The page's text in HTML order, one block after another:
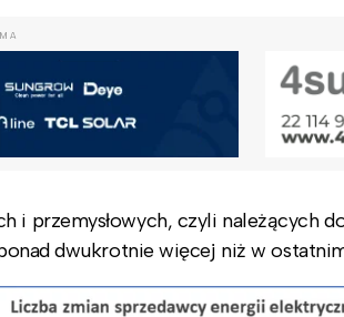
i przemysłowych, czyli należących
ponad dwukrotnie więcej niż w